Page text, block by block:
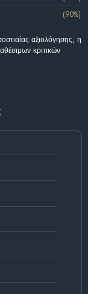
(90%)
αξιολόγησης, η
κριτικών